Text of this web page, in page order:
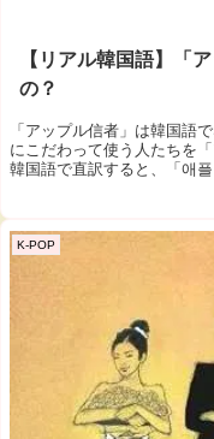
【リアル韓国語】「
の？
「アップル信者」は韓国語
にこだわって使う人たちを
韓国語で直訳すると、「애
K-POP